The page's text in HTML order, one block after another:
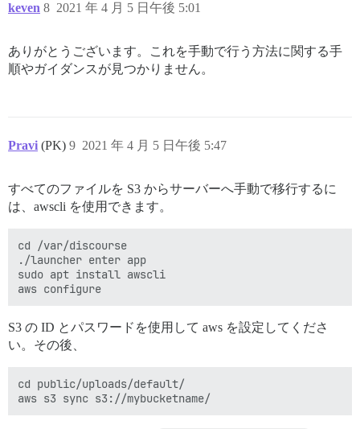
keven 2021 年 4 月 5 日午後 5:01
8
ありがとうございます。これを手動で行う方法に関する手
順やガイダンスが見つかりません。
Pravi (PK) 2021 年 4 月 5 日午後 5:47
9
すべてのファイルを S3 からサーバーへ手動で移行するに
は、awscli を使用できます。
cd /var/discourse
./launcher enter app
sudo apt install awscli
S3 の ID とパスワードを使用して aws を設定してくださ
い。その後、
cd public/uploads/default/